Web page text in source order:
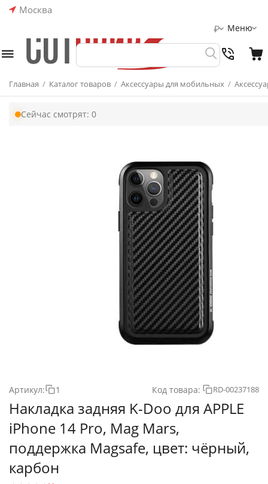
Москва
Меню
₽
Главная / Каталог товаров / Аксессуары для мобильных /
Сейчас смотрят: 0
Артикул: 1 Код товара: RD-00237188
Накладка задняя K-Doo для APPLE
iPhone 14 Pro, Mag Mars,
поддержка Magsafe, цвет: чёрный,
карбон